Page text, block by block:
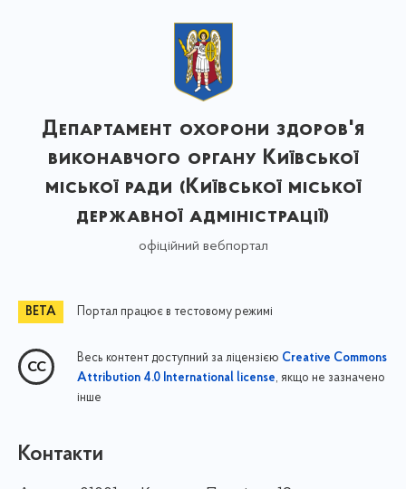
Департамент охорони здоров'я
виконавчого органу Київської
міської ради (Київської міської
державної адміністрації)
офіційний вебпортал
Портал працює в тестовому режимі
Весь контент доступний за ліцензією Creative Commons
Attribution 4.0 International license, якщо не зазначено
інше
Контакти